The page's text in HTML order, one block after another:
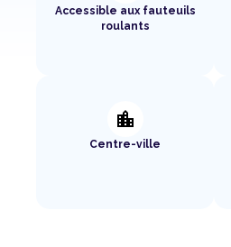
Accessible aux fauteuils
roulants
location_city
Centre-ville